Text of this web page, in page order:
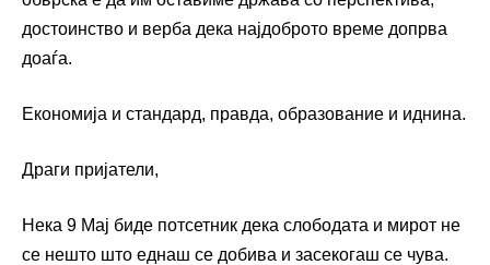
достоинство и верба дека најдоброто време допрва
доаѓа.
Економија и стандард, правда, образование и иднина.
Драги пријатели,
Нека 9 Мај биде потсетник дека слободата и мирот не
се нешто што еднаш се добива и засекогаш се чува.